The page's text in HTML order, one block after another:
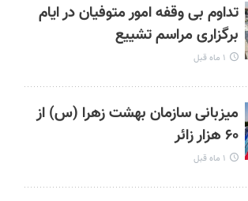
تداوم بی وقفه امور متوفیان در ایام
برگزاری مراسم تشییع
۱ ماه قبل
میزبانی سازمان بهشت زهرا (س) از
۶۰ هزار زائر
۱ ماه قبل